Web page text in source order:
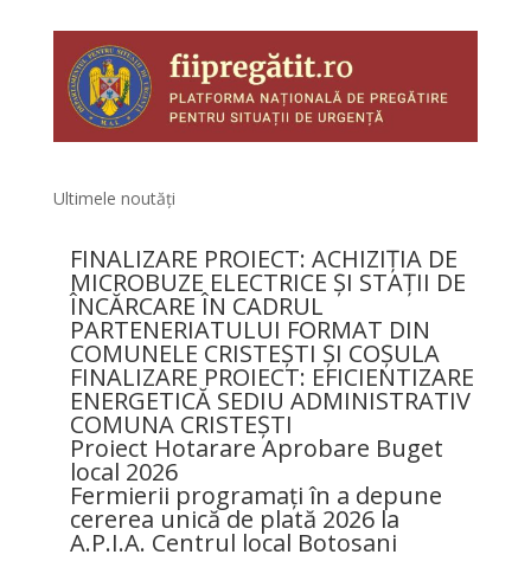
Ultimele noutăți
FINALIZARE PROIECT: ACHIZIȚIA DE
MICROBUZE ELECTRICE ȘI STAȚII DE
ÎNCĂRCARE ÎN CADRUL
PARTENERIATULUI FORMAT DIN
COMUNELE CRISTEȘTI ȘI COȘULA
FINALIZARE PROIECT: EFICIENTIZARE
ENERGETICĂ SEDIU ADMINISTRATIV
COMUNA CRISTEȘTI
Proiect Hotarare Aprobare Buget
local 2026
Fermierii programați în a depune
cererea unică de plată 2026 la
A.P.I.A. Centrul local Botosani